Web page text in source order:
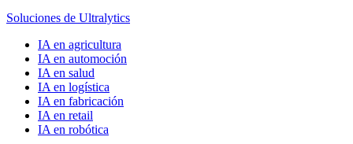
Soluciones de Ultralytics
IA en agricultura
IA en automoción
IA en salud
IA en logística
IA en fabricación
IA en retail
IA en robótica